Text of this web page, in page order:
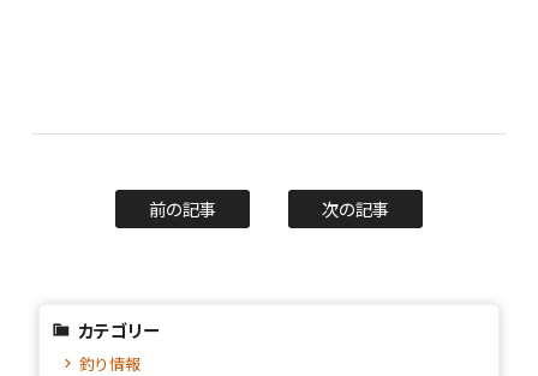
前の記事 次の記事
カテゴリー
釣り情報